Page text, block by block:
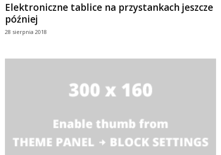
Elektroniczne tablice na przystankach jeszcze
później
28 sierpnia 2018